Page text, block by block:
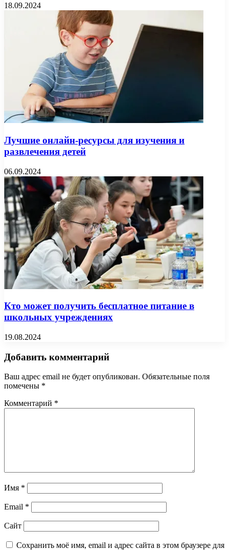
18.09.2024
Лучшие онлайн-ресурсы для изучения и
развлечения детей
06.09.2024
Кто может получить бесплатное питание в
школьных учреждениях
19.08.2024
Добавить комментарий
Ваш адрес email не будет опубликован. Обязательные поля
помечены *
Комментарий *
Имя *
Email *
Сайт
Сохранить моё имя, email и адрес сайта в этом браузере для